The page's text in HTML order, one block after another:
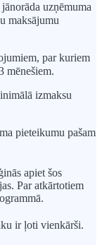
uzņēmuma
maksājumu
par kuriem
mēnešiem.
izmaksu
pieteikumu pašam
apiet šos
Par atkārtotiem
ir ļoti vienkārši.